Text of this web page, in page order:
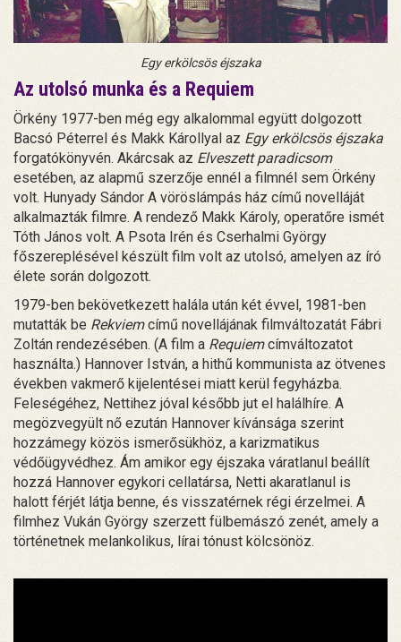
Egy erkölcsös éjszaka
Az utolsó munka és a Requiem
Örkény 1977-ben még egy alkalommal együtt dolgozott
Bacsó Péterrel és Makk Károllyal az Egy erkölcsös éjszaka
forgatókönyvén. Akárcsak az Elveszett paradicsom
esetében, az alapmű szerzője ennél a filmnél sem Örkény
volt. Hunyady Sándor A vöröslámpás ház című novelláját
alkalmazták filmre. A rendező Makk Károly, operatőre ismét
Tóth János volt. A Psota Irén és Cserhalmi György
főszereplésével készült film volt az utolsó, amelyen az író
élete során dolgozott.
1979-ben bekövetkezett halála után két évvel, 1981-ben
mutatták be Rekviemcímű novellájának filmváltozatát Fábri
Zoltán rendezésében. (A film a Requiemcímváltozatot
használta.) Hannover István, a hithű kommunista az ötvenes
években vakmerő kijelentései miatt kerül fegyházba.
Feleségéhez, Nettihez jóval később jut el halálhíre. A
megözvegyült nő ezután Hannover kívánsága szerint
hozzámegy közös ismerősükhöz, a karizmatikus
védőügyvédhez. Ám amikor egy éjszaka váratlanul beállít
hozzá Hannover egykori cellatársa, Netti akaratlanul is
halott férjét látja benne, és visszatérnek régi érzelmei. A
filmhez Vukán György szerzett fülbemászó zenét, amely a
történetnek melankolikus, lírai tónust kölcsönöz.